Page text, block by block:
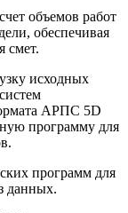
объемов работ
обеспечивая
смет.
исходных
АРПС 5D
программу для
программ для
данных.